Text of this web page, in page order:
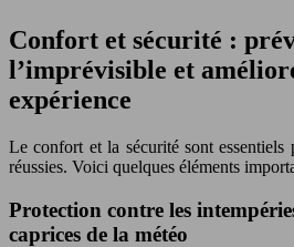
Confort et sécurité :
l’imprévisible et
expérience
Le confort et la sécurité sont essentiels
réussies. Voici quelques éléments
Protection contre les
caprices de la météo